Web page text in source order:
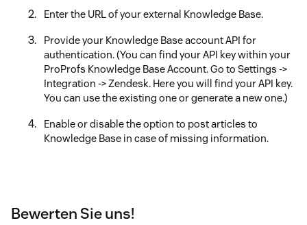
Enter the URL of your external Knowledge Base.
Provide your Knowledge Base account API for
authentication. (You can find your API key within your
ProProfs Knowledge Base Account. Go to Settings ->
Integration -> Zendesk. Here you will find your API key.
You can use the existing one or generate a new one.)
Enable or disable the option to post articles to
Knowledge Base in case of missing information.
Bewerten Sie uns!